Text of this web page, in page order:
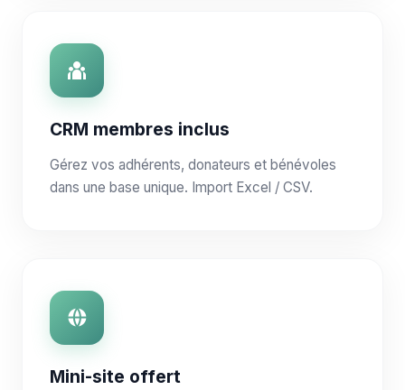
CRM membres inclus
Gérez vos adhérents, donateurs et bénévoles
dans une base unique. Import Excel / CSV.
Mini-site offert